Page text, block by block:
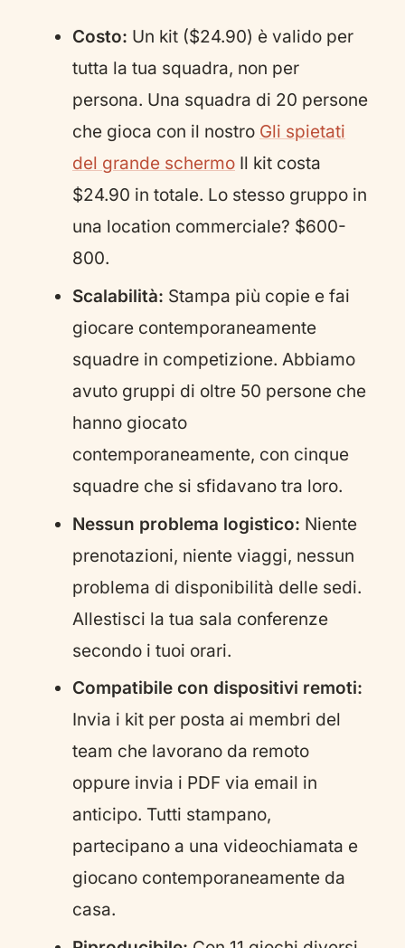
Costo: Un kit ($24.90) è valido per
tutta la tua squadra, non per
persona. Una squadra di 20 persone
che gioca con il nostro Gli spietati
del grande schermo Il kit costa
$24.90 in totale. Lo stesso gruppo in
una location commerciale? $600-
800.
Scalabilità: Stampa più copie e fai
giocare contemporaneamente
squadre in competizione. Abbiamo
avuto gruppi di oltre 50 persone che
hanno giocato
contemporaneamente, con cinque
squadre che si sfidavano tra loro.
Nessun problema logistico: Niente
prenotazioni, niente viaggi, nessun
problema di disponibilità delle sedi.
Allestisci la tua sala conferenze
secondo i tuoi orari.
Compatibile con dispositivi remoti:
Invia i kit per posta ai membri del
team che lavorano da remoto
oppure invia i PDF via email in
anticipo. Tutti stampano,
partecipano a una videochiamata e
giocano contemporaneamente da
casa.